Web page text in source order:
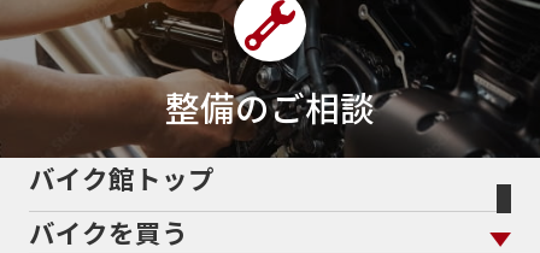
4ミニ4月4気筒5/31 5000円 500cc
50cc
50cc新車50cc限定50th Anniversary
50thAnniversary50th記念モデル50周年
50周年記念モデル5600シリーズ
5インチカラーTFT液晶5バルブ5月600cc
60Thモデル 60th
61馬力636cc
整備のご相談
バイク館トップ
バイクを買う